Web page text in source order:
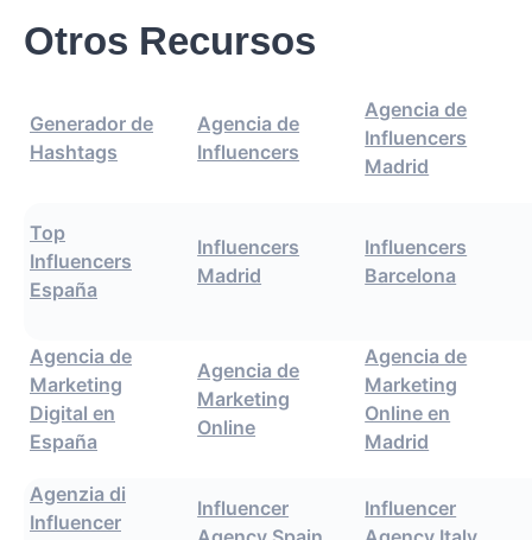
Otros Recursos
Generador de
Hashtags
Agencia de
Influencers
Agencia de
Influencers
Madrid
Top
Influencers
España
Influencers
Madrid
Influencers
Barcelona
Agencia de
Marketing
Digital en
España
Agencia de
Marketing
Online
Agencia de
Marketing
Online en
Madrid
Agenzia di
Influencer
Influencer
Influencer